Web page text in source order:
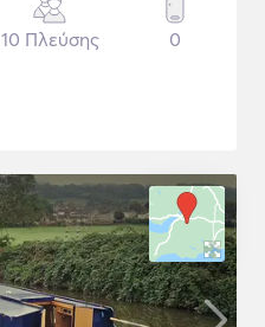
10 Πλεύσης 0